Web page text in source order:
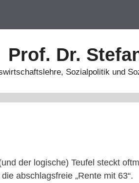
Prof. Dr.
Sozialpolitik und
der logische) Teufel steckt
abschlagsfreie „Rente mit 63“.